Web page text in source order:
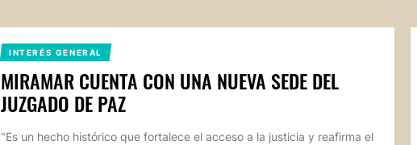
INTERÉS GENERAL
MIRAMAR CUENTA CON UNA NUEVA SEDE DEL
JUZGADO DE PAZ
"Es un hecho histórico que fortalece el acceso a la justicia y reafirma el